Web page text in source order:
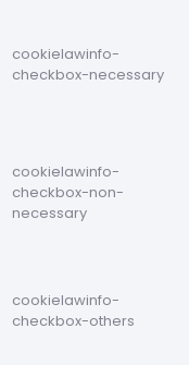
cookielawinfo-
checkbox-necessary
cookielawinfo-
checkbox-non-
necessary
cookielawinfo-
checkbox-others